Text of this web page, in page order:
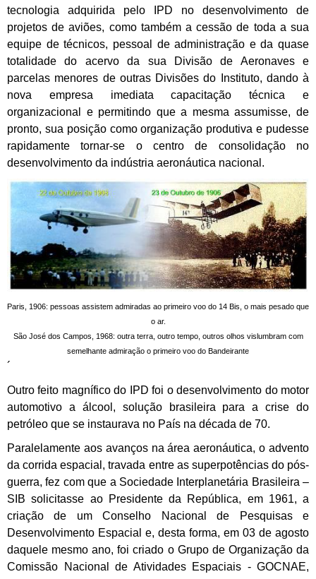
tecnologia adquirida pelo IPD no desenvolvimento de
projetos de aviões, como também a cessão de toda a sua
equipe de técnicos, pessoal de administração e da quase
totalidade do acervo da sua Divisão de Aeronaves e
parcelas menores de outras Divisões do Instituto, dando à
nova empresa imediata capacitação técnica e
organizacional e permitindo que a mesma assumisse, de
pronto, sua posição como organização produtiva e pudesse
rapidamente tornar-se o centro de consolidação no
desenvolvimento da indústria aeronáutica nacional.
Paris, 1906: pessoas assistem admiradas ao primeiro voo do 14 Bis, o mais pesado que
o ar.
São José dos Campos, 1968: outra terra, outro tempo, outros olhos vislumbram com
semelhante admiração o primeiro voo do Bandeirante
´
Outro feito magnífico do IPD foi o desenvolvimento do motor
automotivo a álcool, solução brasileira para a crise do
petróleo que se instaurava no País na década de 70.
Paralelamente aos avanços na área aeronáutica, o advento
da corrida espacial, travada entre as superpotências do pós-
guerra, fez com que a Sociedade Interplanetária Brasileira –
SIB solicitasse ao Presidente da República, em 1961, a
criação de um Conselho Nacional de Pesquisas e
Desenvolvimento Espacial e, desta forma, em 03 de agosto
daquele mesmo ano, foi criado o Grupo de Organização da
Comissão Nacional de Atividades Espaciais - GOCNAE,